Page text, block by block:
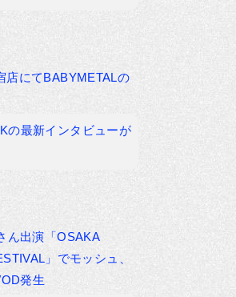
店にてBABYMETALの
の最新インタビューが
ん出演「OSAKA
」でモッシュ、
発生